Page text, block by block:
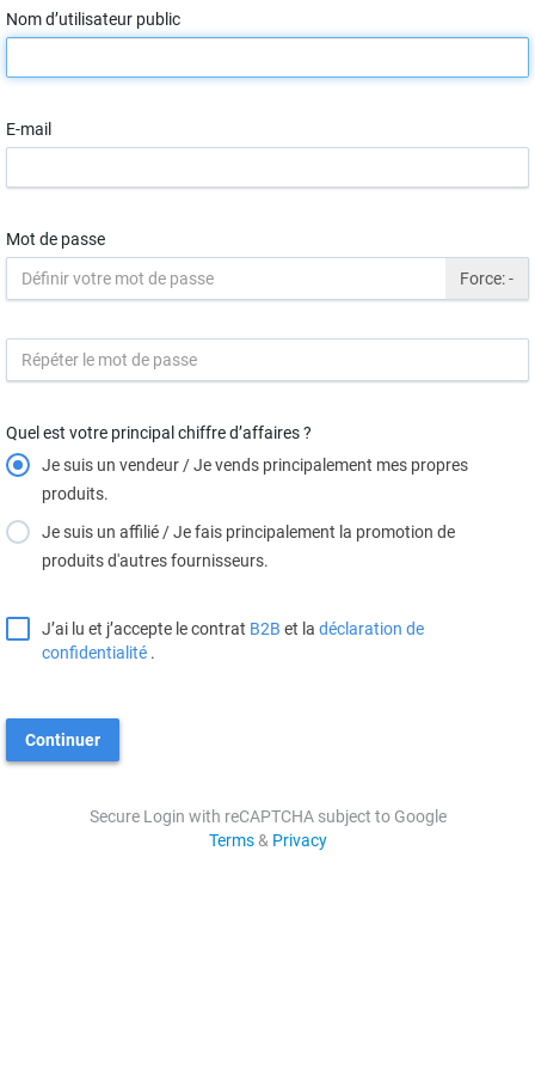
Nom d’utilisateur public
E-mail
Mot de passe
Force:-
Quel est votre principal chiffre d’affaires ?
Je suis un vendeur / Je vends principalement mes propres
produits.
Je suis un affilié / Je fais principalement la promotion de
produits d'autres fournisseurs.
J’ai lu et j’accepte le contrat B2B et la déclaration de
confidentialité .
Continuer
Secure Login with reCAPTCHA subject to Google
Terms& Privacy